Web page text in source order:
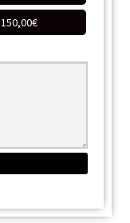
150,00€